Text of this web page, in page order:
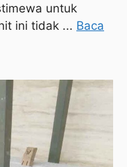
untuk
ini tidak ... Baca